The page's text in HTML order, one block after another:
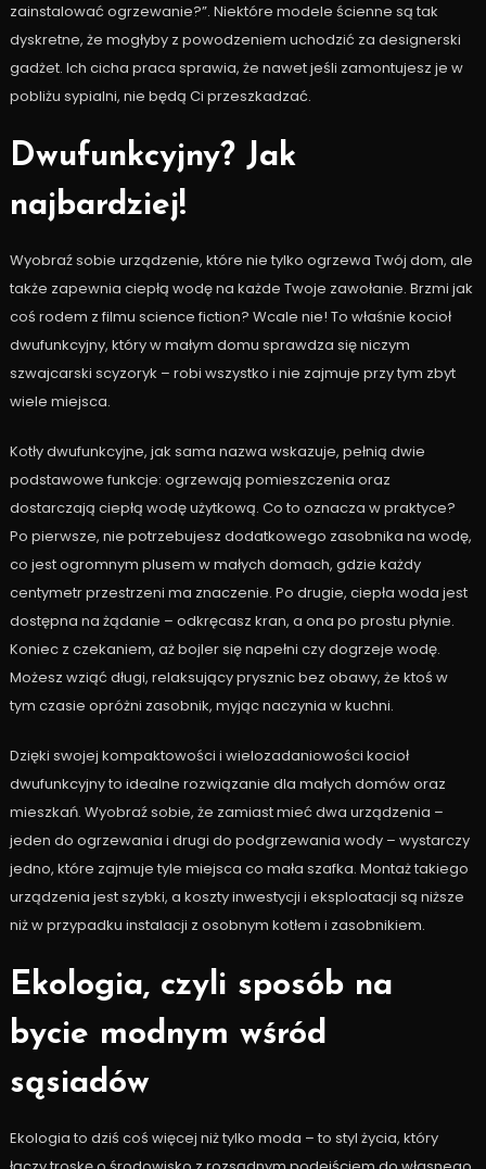
zainstalować ogrzewanie?”. Niektóre modele ścienne są tak
dyskretne, że mogłyby z powodzeniem uchodzić za designerski
gadżet. Ich cicha praca sprawia, że nawet jeśli zamontujesz je w
pobliżu sypialni, nie będą Ci przeszkadzać.
Dwufunkcyjny? Jak
najbardziej!
Wyobraź sobie urządzenie, które nie tylko ogrzewa Twój dom, ale
także zapewnia ciepłą wodę na każde Twoje zawołanie. Brzmi jak
coś rodem z filmu science fiction? Wcale nie! To właśnie kocioł
dwufunkcyjny, który w małym domu sprawdza się niczym
szwajcarski scyzoryk – robi wszystko i nie zajmuje przy tym zbyt
wiele miejsca.
Kotły dwufunkcyjne, jak sama nazwa wskazuje, pełnią dwie
podstawowe funkcje: ogrzewają pomieszczenia oraz
dostarczają ciepłą wodę użytkową. Co to oznacza w praktyce?
Po pierwsze, nie potrzebujesz dodatkowego zasobnika na wodę,
co jest ogromnym plusem w małych domach, gdzie każdy
centymetr przestrzeni ma znaczenie. Po drugie, ciepła woda jest
dostępna na żądanie – odkręcasz kran, a ona po prostu płynie.
Koniec z czekaniem, aż bojler się napełni czy dogrzeje wodę.
Możesz wziąć długi, relaksujący prysznic bez obawy, że ktoś w
tym czasie opróżni zasobnik, myjąc naczynia w kuchni.
Dzięki swojej kompaktowości i wielozadaniowości kocioł
dwufunkcyjny to idealne rozwiązanie dla małych domów oraz
mieszkań. Wyobraź sobie, że zamiast mieć dwa urządzenia –
jeden do ogrzewania i drugi do podgrzewania wody – wystarczy
jedno, które zajmuje tyle miejsca co mała szafka. Montaż takiego
urządzenia jest szybki, a koszty inwestycji i eksploatacji są niższe
niż w przypadku instalacji z osobnym kotłem i zasobnikiem.
Ekologia, czyli sposób na
bycie modnym wśród
sąsiadów
Ekologia to dziś coś więcej niż tylko moda – to styl życia, który